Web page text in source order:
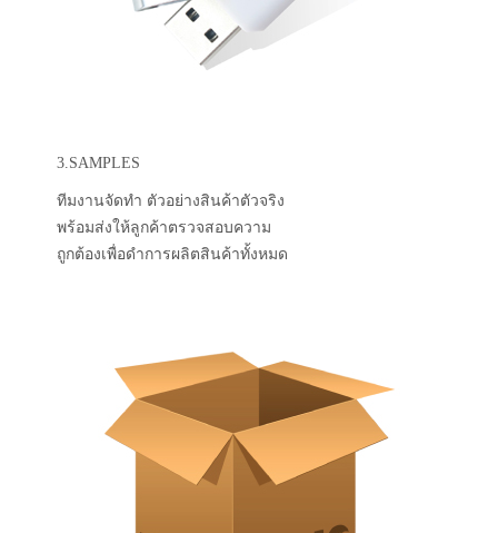
3.SAMPLES
ทีมงานจัดทำ ตัวอย่างสินค้าตัวจริง
พร้อมส่งให้ลูกค้าตรวจสอบความ
ถูกต้องเพื่อดำการผลิตสินค้าทั้งหมด